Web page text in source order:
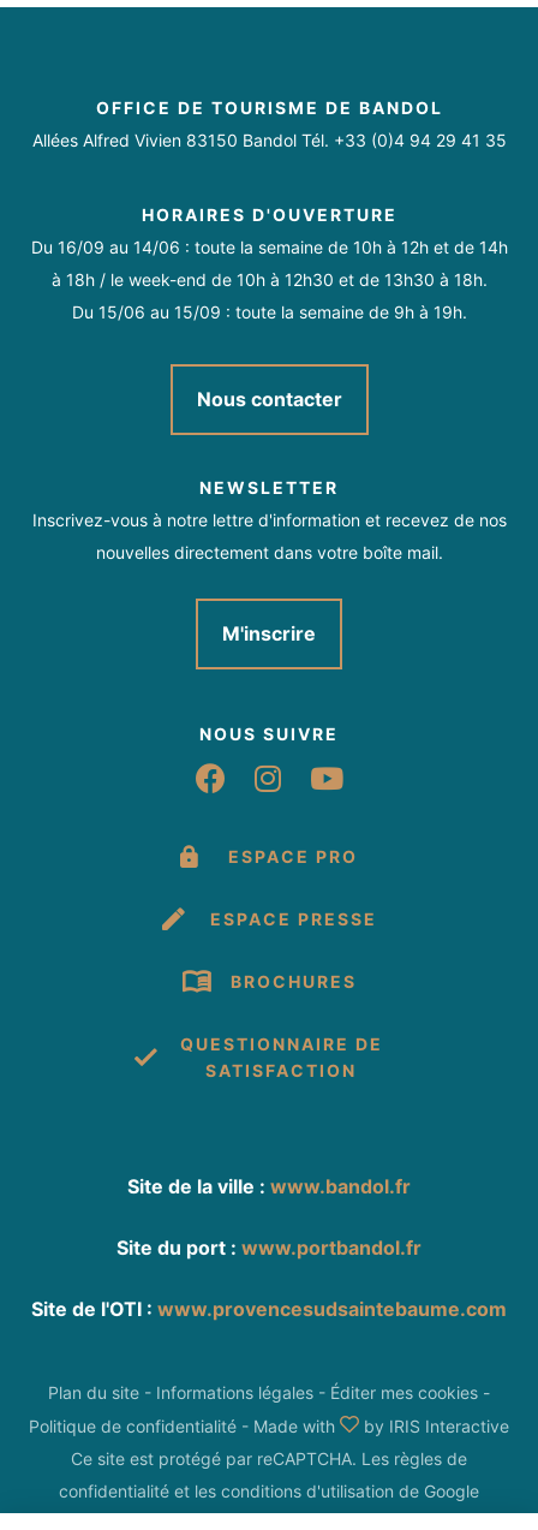
OFFICE DE TOURISME DE BANDOL
Allées Alfred Vivien 83150 Bandol Tél. +33 (0)4 94 29 41 35
HORAIRES D'OUVERTURE
Du 16/09 au 14/06 : toute la semaine de 10h à 12h et de 14h
à 18h / le week-end de 10h à 12h30 et de 13h30 à 18h.
Du 15/06 au 15/09 : toute la semaine de 9h à 19h.
Nous contacter
NEWSLETTER
Inscrivez-vous à notre lettre d'information et recevez de nos
nouvelles directement dans votre boîte mail.
M'inscrire
NOUS SUIVRE
Suivez-nous sur
Suivez-nous sur
Suivez-nous
ESPACE PRO
ESPACE PRESSE
BROCHURES
QUESTIONNAIRE DE
SATISFACTION
Site de la ville : www.bandol.fr
Site du port : www.portbandol.fr
Site de l'OTI : www.provencesudsaintebaume.com
Plan du site - Informations légales - Éditer mes cookies -
Politique de confidentialité - Made with by IRIS Interactive
Ce site est protégé par reCAPTCHA. Les règles de
confidentialité et les conditions d'utilisation de Google